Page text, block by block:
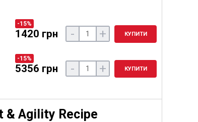
-15%
1420 грн - + КУПИТИ
-15%
5356 грн - + КУПИТИ
& Agility Recipe